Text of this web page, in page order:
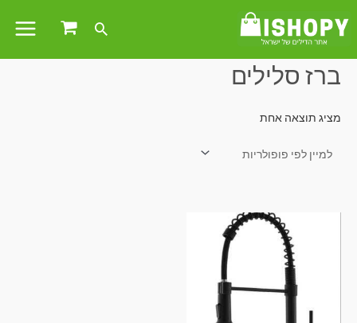
עמוד הבית/ מוצרים המתויגים “ברז סלילים”
ברז סלילים
מציג תוצאה אחת